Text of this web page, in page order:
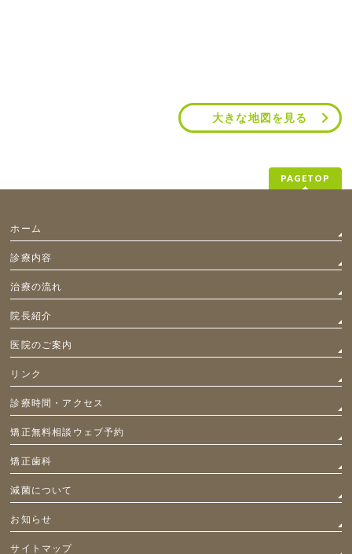
大きな地図を見る
PAGETOP
ホーム
診療内容
治療の流れ
院長紹介
医院のご案内
リンク
診療時間・アクセス
矯正無料相談ウェブ予約
矯正歯科
減菌について
お知らせ
サイトマップ